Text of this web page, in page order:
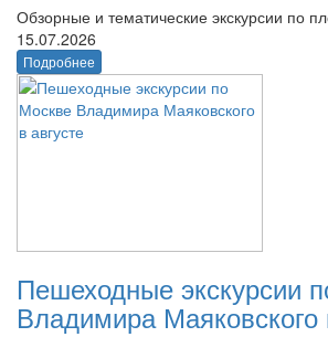
Обзорные и тематические экскурсии по
15.07.2026
Подробнее
Пешеходные экскурсии
Владимира Маяковского